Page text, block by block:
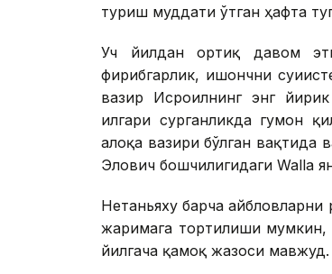
туриш муддати ўтган ҳафта
Уч йилдан ортиқ давом
фирибгарлик, ишончни
вазир Исроилнинг энг
илгари сурганликда гумон
алоқа вазири бўлган вақтида
Элович бошчилигидаги Wallа
Нетаньяху барча
жаримага тортилиши мумкин,
йилгача қамоқ жазоси мавжуд.